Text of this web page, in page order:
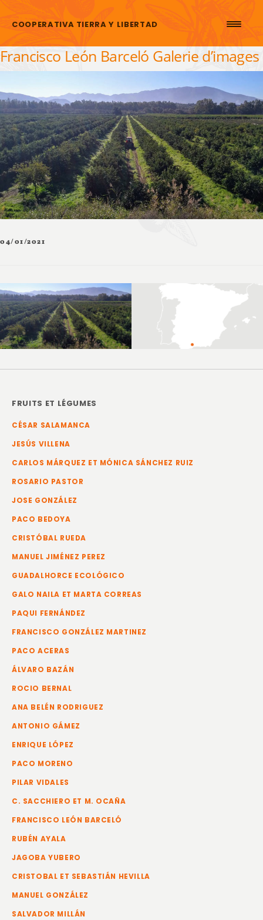
COOPERATIVA TIERRA Y LIBERTAD
Francisco León Barceló Galerie d’images
04/01/2021
FRUITS ET LÉGUMES
CÉSAR SALAMANCA
JESÚS VILLENA
CARLOS MÁRQUEZ ET MÓNICA SÁNCHEZ RUIZ
ROSARIO PASTOR
JOSE GONZÁLEZ
PACO BEDOYA
CRISTÓBAL RUEDA
MANUEL JIMÉNEZ PEREZ
GUADALHORCE ECOLÓGICO
GALO NAILA ET MARTA CORREAS
PAQUI FERNÁNDEZ
FRANCISCO GONZÁLEZ MARTINEZ
PACO ACERAS
ÁLVARO BAZÁN
ROCIO BERNAL
ANA BELÉN RODRIGUEZ
ANTONIO GÁMEZ
ENRIQUE LÓPEZ
PACO MORENO
PILAR VIDALES
C. SACCHIERO ET M. OCAÑA
FRANCISCO LEÓN BARCELÓ
RUBÉN AYALA
JAGOBA YUBERO
CRISTOBAL ET SEBASTIÁN HEVILLA
MANUEL GONZÁLEZ
SALVADOR MILLÁN